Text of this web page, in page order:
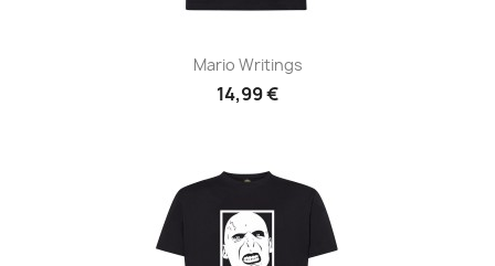
Mario Writings
14,99 €